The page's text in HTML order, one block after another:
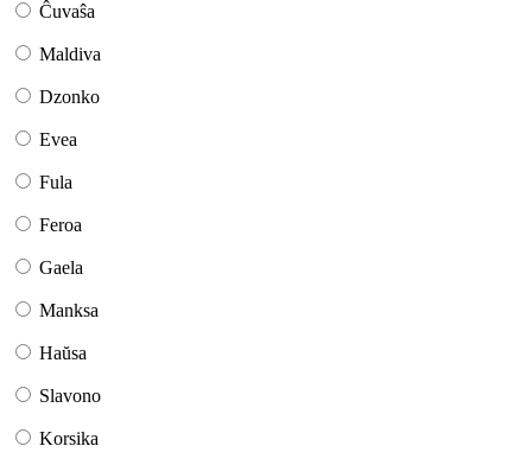
Ĉuvaŝa
Maldiva
Dzonko
Evea
Fula
Feroa
Gaela
Manksa
Haŭsa
Slavono
Korsika